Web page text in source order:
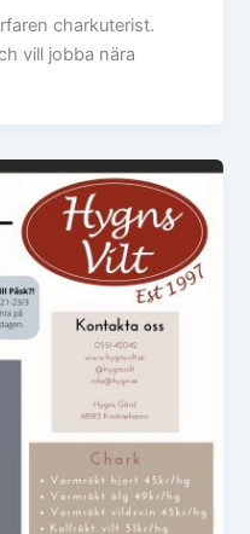
charkuterist.
vill jobba nära